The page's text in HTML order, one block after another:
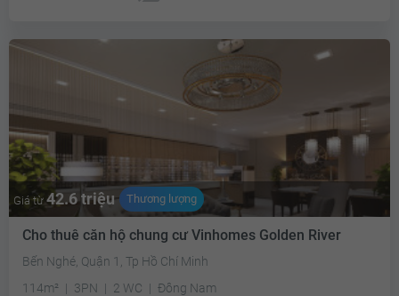
Giá từ 42.6 triệu Thương lượng
Cho thuê căn hộ chung cư Vinhomes Golden River
Bến Nghé, Quận 1, Tp Hồ Chí Minh
114m²
3PN 2 WC Đông Nam